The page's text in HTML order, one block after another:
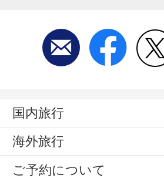
国内旅行
海外旅行
ご予約について